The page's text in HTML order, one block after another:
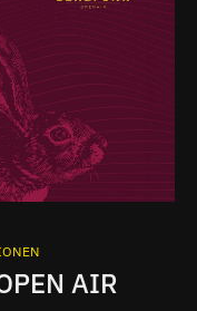
AIR